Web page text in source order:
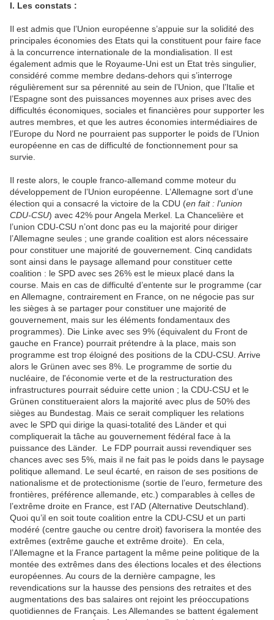
I. Les constats :
Il est admis que l’Union européenne s’appuie sur la solidité des
principales économies des Etats qui la constituent pour faire face
à la concurrence internationale de la mondialisation. Il est
également admis que le Royaume-Uni est un Etat très singulier,
considéré comme membre dedans-dehors qui s’interroge
régulièrement sur sa pérennité au sein de l’Union, que l’Italie et
l’Espagne sont des puissances moyennes aux prises avec des
difficultés économiques, sociales et financières pour supporter les
autres membres, et que les autres économies intermédiaires de
l’Europe du Nord ne pourraient pas supporter le poids de l’Union
européenne en cas de difficulté de fonctionnement pour sa
survie.
Il reste alors, le couple franco-allemand comme moteur du
développement de l’Union européenne. L’Allemagne sort d’une
élection qui a consacré la victoire de la CDU (en fait : l'union
CDU-CSU) avec 42% pour Angela Merkel. La Chancelière et
l’union CDU-CSU n’ont donc pas eu la majorité pour diriger
l’Allemagne seules ; une grande coalition est alors nécessaire
pour constituer une majorité de gouvernement. Cinq candidats
sont ainsi dans le paysage allemand pour constituer cette
coalition : le SPD avec ses 26% est le mieux placé dans la
course. Mais en cas de difficulté d’entente sur le programme (car
en Allemagne, contrairement en France, on ne négocie pas sur
les sièges à se partager pour constituer une majorité de
gouvernement, mais sur les éléments fondamentaux des
programmes). Die Linke avec ses 9% (équivalent du Front de
gauche en France) pourrait prétendre à la place, mais son
programme est trop éloigné des positions de la CDU-CSU. Arrive
alors le Grünen avec ses 8%. Le programme de sortie du
nucléaire, de l'économie verte et de la restructuration des
infrastructures pourrait séduire cette union ; la CDU-CSU et le
Grünen constitueraient alors la majorité avec plus de 50% des
sièges au Bundestag. Mais ce serait compliquer les relations
avec le SPD qui dirige la quasi-totalité des Länder et qui
compliquerait la tâche au gouvernement fédéral face à la
puissance des Länder. Le FDP pourrait aussi revendiquer ses
chances avec ses 5%, mais il ne fait pas le poids dans le paysage
politique allemand. Le seul écarté, en raison de ses positions de
nationalisme et de protectionisme (sortie de l’euro, fermeture des
frontières, préférence allemande, etc.) comparables à celles de
l’extrême droite en France, est l’AD (Alternative Deutschland).
Quoi qu’il en soit toute coalition entre la CDU-CSU et un parti
modéré (centre gauche ou centre droit) favorisera la montée des
extrêmes (extrême gauche et extrême droite). En cela,
l’Allemagne et la France partagent la même peine politique de la
montée des extrêmes dans des élections locales et des élections
européennes. Au cours de la dernière campagne, les
revendications sur la hausse des pensions des retraites et des
augmentations des bas salaires ont rejoint les préoccupations
quotidiennes de Français. Les Allemandes se battent également